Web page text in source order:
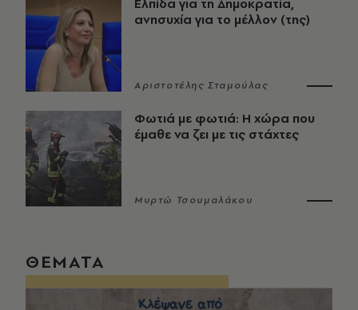
Ελπίδα για τη Δημοκρατία,
ανησυχία για το μέλλον (της)
Αριστοτέλης Σταμούλας
Φωτιά με φωτιά: Η χώρα που
έμαθε να ζει με τις στάχτες
Μυρτώ Τσουμαλάκου
ΘΕΜΑΤΑ